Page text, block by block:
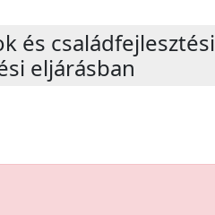
és családfejlesztési
eljárásban